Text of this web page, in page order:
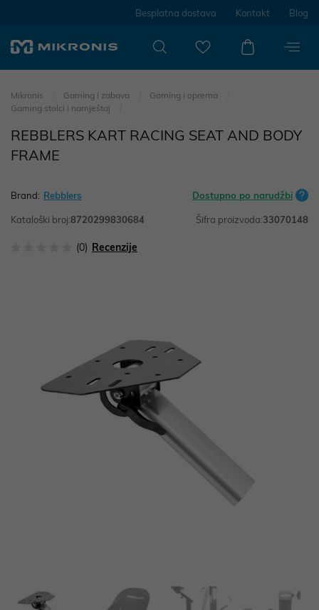
Besplatna dostava Kontakt Blog
Mikronis Gaming i zabava
Gaming i oprema
Gaming stolci i namještaj
REBBLERS KART RACING SEAT AND BODY
FRAME
Brand: Rebblers Dostupno po narudžbi
Kataloški broj:8720299830684 Šifra proizvoda:33070148
(0) Recenzije